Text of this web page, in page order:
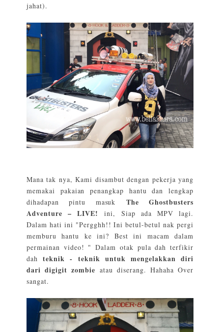
jahat).
Mana tak nya, Kami disambut dengan pekerja yang
memakai pakaian penangkap hantu dan lengkap
dihadapan pintu masuk The Ghostbusters
Adventure – LIVE!
ini, Siap ada MPV lagi.
Dalam hati ini "Pergghh!! Ini betul-betul nak pergi
memburu hantu ke ini? Best ini macam dalam
permainan video! " Dalam otak pula dah terfikir
dahteknik - teknik untuk mengelakkan diri
dari digigit zombie atau diserang. Hahaha Over
sangat.